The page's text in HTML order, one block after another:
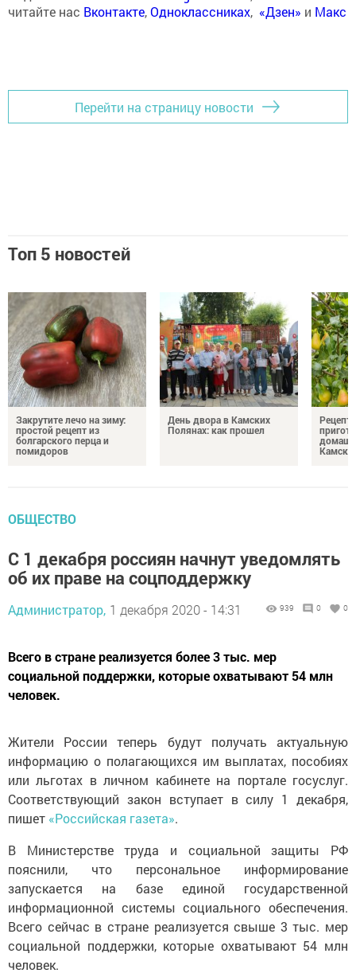
читайте нас Вконтакте,Одноклассниках, «Дзен» и Макс
Перейти на страницу новости
Топ 5 новостей
Закрутите лечо на зиму:
простой рецепт из
болгарского перца и
помидоров
День двора в Камских
Полянах: как прошел
ОБЩЕСТВО
С 1 декабря россиян начнут уведомлять
об их праве на соцподдержку
Администратор, 1 декабря 2020 - 14:31 939 0 0
Всего в стране реализуется более 3 тыс. мер
социальной поддержки, которые охватывают 54 млн
человек.
Жители России теперь будут получать актуальную
информацию о полагающихся им выплатах, пособиях
или льготах в личном кабинете на портале госуслуг.
Соответствующий закон вступает в силу 1 декабря,
пишет «Российская газета».
В Министерстве труда и социальной защиты РФ
пояснили, что персональное информирование
запускается на базе единой государственной
информационной системы социального обеспечения.
Всего сейчас в стране реализуется свыше 3 тыс. мер
социальной поддержки, которые охватывают 54 млн
человек.